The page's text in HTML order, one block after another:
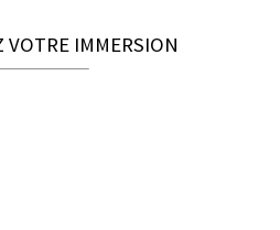
VOTRE IMMERSION